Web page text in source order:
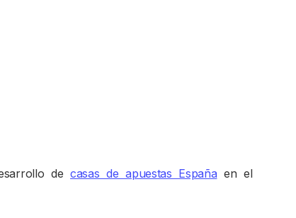
de casas de apuestas España en el